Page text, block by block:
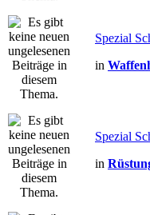
Spezial
in
Spezial
in